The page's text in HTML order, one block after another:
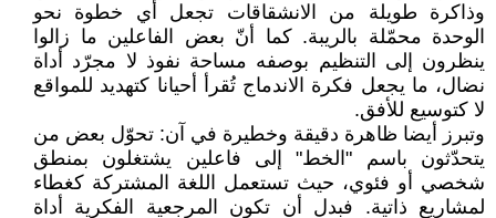
وذاكرة طويلة من الانشقاقات تجعل أي خطوة نحو
الوحدة محمّلة بالريبة. كما أنّ بعض الفاعلين ما زالوا
ينظرون إلى التنظيم بوصفه مساحة نفوذ لا مجرّد أداة
نضال، ما يجعل فكرة الاندماج تُقرأ أحيانا كتهديد للمواقع
لا كتوسيع للأفق.
وتبرز أيضا ظاهرة دقيقة وخطيرة في آن: تحوّل بعض من
يتحدّثون باسم "الخط" إلى فاعلين يشتغلون بمنطق
شخصي أو فئوي، حيث تستعمل اللغة المشتركة كغطاء
لمشاريع ذاتية. فبدل أن تكون المرجعية الفكرية أداة